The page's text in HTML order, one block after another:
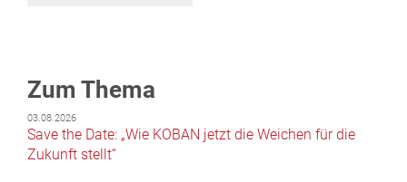
Zum Thema
03.08.2026
Save the Date: „Wie KOBAN jetzt die Weichen für die
Zukunft stellt“